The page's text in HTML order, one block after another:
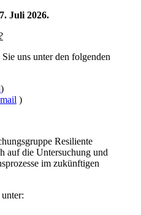
Juli 2026.
uns unter den folgenden
)
)
Resiliente
auf die Untersuchung und
im zukünftigen